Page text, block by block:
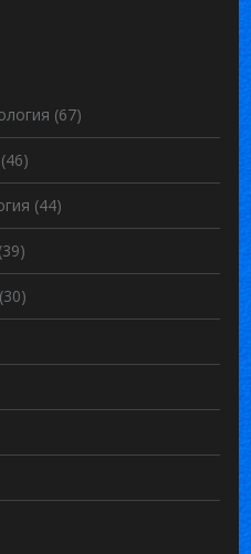
(67)
(46)
(44)
(39)
(30)